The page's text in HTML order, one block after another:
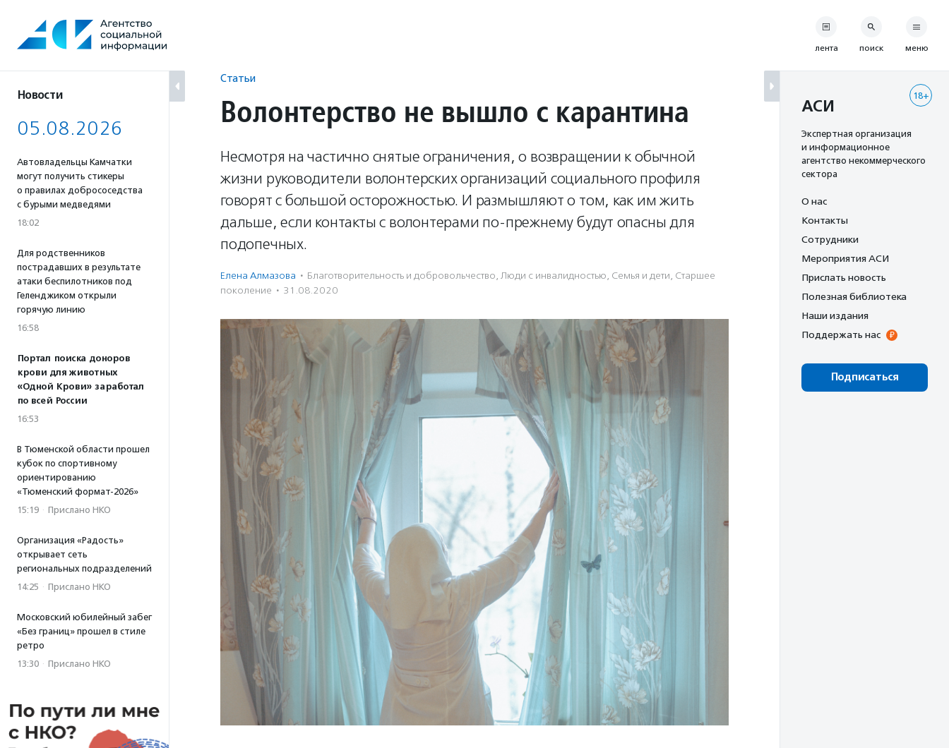
содержанию
Новости
05.08.2026
Автовладельцы Камчатки
могут получить стикеры
о правилах добрососедства
с бурыми медведями
18:02
Для родственников
пострадавших в результате
атаки беспилотников под
Геленджиком открыли
горячую линию
16:58
Портал поиска доноров
крови для животных
«Одной Крови» заработал
по всей России
16:53
В Тюменской области прошел
кубок по спортивному
ориентированию
«Тюменский формат-2026»
15:19 · Прислано НКО
Организация «Радость»
открывает сеть
региональных подразделений
14:25 · Прислано НКО
Московский юбилейный забег
«Без границ» прошел в стиле
ретро
13:30 · Прислано НКО
Статьи
Волонтерство не вышло с карантина
Несмотря на частично снятые ограничения, о возвращении к обычной
жизни руководители волонтерских организаций социального профиля
говорят с большой осторожностью. И размышляют о том, как им жить
дальше, если контакты с волонтерами по-прежнему будут опасны для
подопечных.
Елена Алмазова · Благотвори­тель­ность и доброволь­чест­во, Люди с инвалидностью, Семья и дети, Старшее
поколение · 31.08.2020
лента поиск меню
18+
АСИ
Экспертная организация
и информационное
агентство некоммерческого
сектора
О нас
Контакты
Сотрудники
Мероприятия АСИ
Прислать новость
Полезная библиотека
Наши издания
Поддержать нас
Подписаться